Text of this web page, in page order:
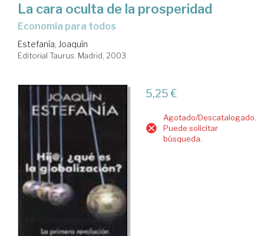
La cara oculta de la prosperidad
economía para todos
Estefanía, Joaquín
Editorial Taurus. Madrid, 2003
5,25 €
Agotado/Descatalogado.
Puede solicitar
búsqueda.